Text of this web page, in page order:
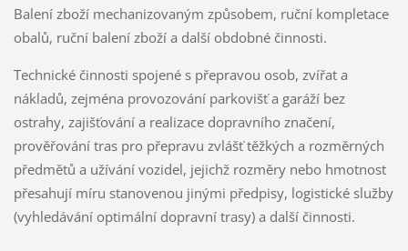
Balení zboží mechanizovaným způsobem, ruční kompletace
obalů, ruční balení zboží a další obdobné činnosti.
Technické činnosti spojené s přepravou osob, zvířat a
nákladů, zejména provozování parkovišť a garáží bez
ostrahy, zajišťování a realizace dopravního značení,
prověřování tras pro přepravu zvlášť těžkých a rozměrných
předmětů a užívání vozidel, jejichž rozměry nebo hmotnost
přesahují míru stanovenou jinými předpisy, logistické služby
(vyhledávání optimální dopravní trasy) a další činnosti.